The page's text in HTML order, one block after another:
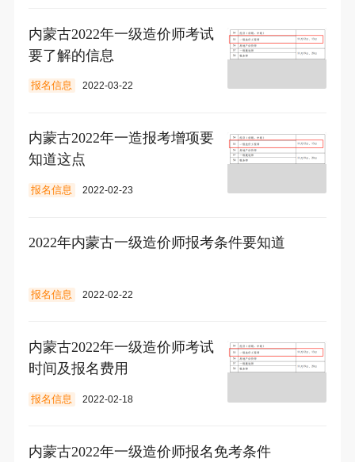
内蒙古2022年一级造价师考试
要了解的信息
报名信息 2022-03-22
内蒙古2022年一造报考增项要
知道这点
报名信息 2022-02-23
2022年内蒙古一级造价师报考条件要知道
报名信息 2022-02-22
内蒙古2022年一级造价师考试
时间及报名费用
报名信息 2022-02-18
内蒙古2022年一级造价师报名免考条件